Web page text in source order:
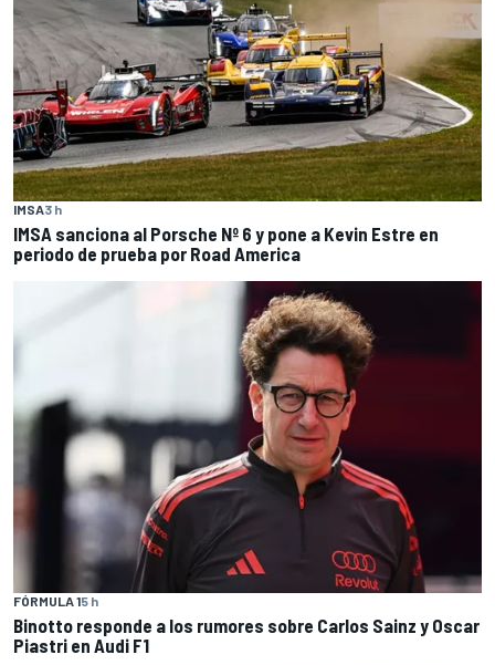
IMSA3 h
IMSA sanciona al Porsche Nº 6 y pone a Kevin Estre en
periodo de prueba por Road America
FÓRMULA 15 h
Binotto responde a los rumores sobre Carlos Sainz y Oscar
Piastri en Audi F1